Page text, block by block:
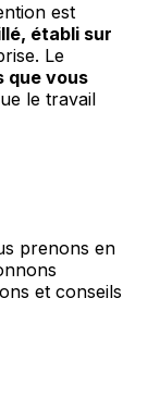
est
établi sur
Le
que vous
le travail
prenons en
et conseils